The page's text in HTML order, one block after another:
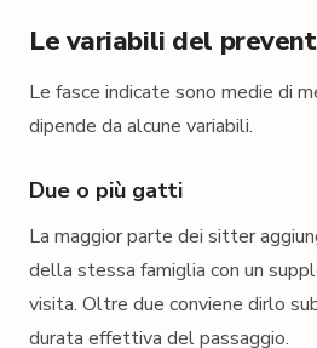
Le variabili del
Le fasce indicate sono medie di
dipende da alcune variabili.
Due o più gatti
La maggior parte dei sitter
della stessa famiglia con un
visita. Oltre due conviene dirlo
durata effettiva del passaggio.